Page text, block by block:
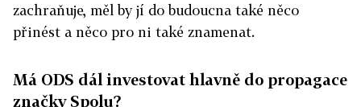
zachraňuje, měl by jí do budoucna také něco
přinést a něco pro ni také znamenat.
Má ODS dál investovat hlavně do propagace
značky Spolu?